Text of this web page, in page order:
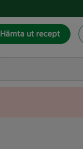
Hämta ut recept